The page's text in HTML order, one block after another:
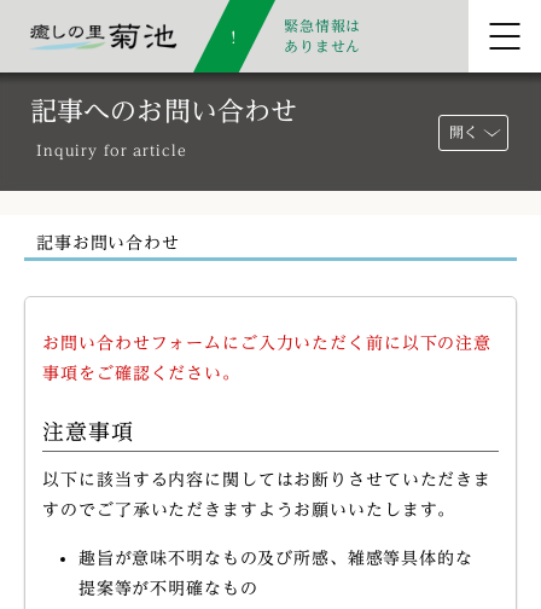
緊急情報は
ありません
記事へのお問い合わせ
Inquiry for article
開く
記事お問い合わせ
お問い合わせフォームにご入力いただく前に以下の注意
事項をご確認ください。
注意事項
以下に該当する内容に関してはお断りさせていただきま
すのでご了承いただきますようお願いいたします。
趣旨が意味不明なもの及び所感、雑感等具体的な
提案等が不明確なもの